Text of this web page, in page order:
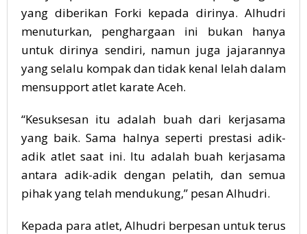
yang diberikan Forki kepada dirinya. Alhudri
menuturkan, penghargaan ini bukan hanya
untuk dirinya sendiri, namun juga jajarannya
yang selalu kompak dan tidak kenal lelah dalam
mensupport atlet karate Aceh.
“Kesuksesan itu adalah buah dari kerjasama
yang baik. Sama halnya seperti prestasi adik-
adik atlet saat ini. Itu adalah buah kerjasama
antara adik-adik dengan pelatih, dan semua
pihak yang telah mendukung,” pesan Alhudri.
Kepada para atlet, Alhudri berpesan untuk terus